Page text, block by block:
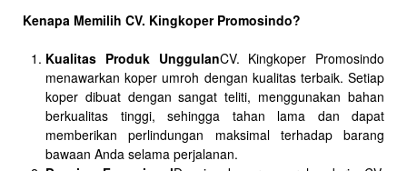
Kenapa Memilih CV. Kingkoper Promosindo?
Kualitas Produk UnggulanCV. Kingkoper Promosindo
menawarkan koper umroh dengan kualitas terbaik. Setiap
koper dibuat dengan sangat teliti, menggunakan bahan
berkualitas tinggi, sehingga tahan lama dan dapat
memberikan perlindungan maksimal terhadap barang
bawaan Anda selama perjalanan.